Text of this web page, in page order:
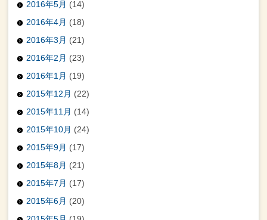
2016年5月 (14)
2016年4月 (18)
2016年3月 (21)
2016年2月 (23)
2016年1月 (19)
2015年12月 (22)
2015年11月 (14)
2015年10月 (24)
2015年9月 (17)
2015年8月 (21)
2015年7月 (17)
2015年6月 (20)